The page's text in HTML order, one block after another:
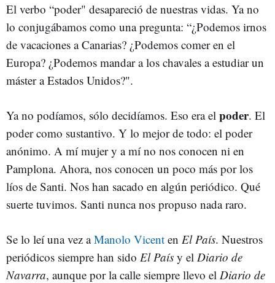
El verbo “poder" desapareció de nuestras vidas. Ya no
lo conjugábamos como una pregunta: “¿Podemos irnos
de vacaciones a Canarias? ¿Podemos comer en el
Europa? ¿Podemos mandar a los chavales a estudiar un
máster a Estados Unidos?".
Ya no podíamos, sólo decidíamos. Eso era el poder. El
poder como sustantivo. Y lo mejor de todo: el poder
anónimo. A mí mujer y a mí no nos conocen ni en
Pamplona. Ahora, nos conocen un poco más por los
líos de Santi. Nos han sacado en algún periódico. Qué
suerte tuvimos. Santi nunca nos propuso nada raro.
Se lo leí una vez aManolo Vicent en El País. Nuestros
periódicos siempre han sido El País y el Diario de
Navarra, aunque por la calle siempre llevo el Diario de